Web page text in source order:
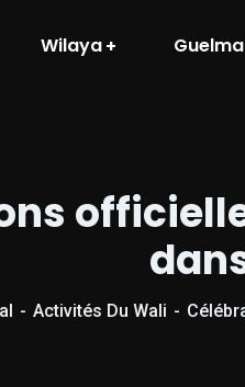
Wilaya Guelma
Activités Du Wali